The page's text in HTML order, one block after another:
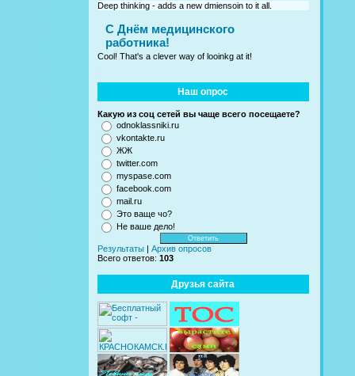
Deep thinking - adds a new dmiensoin to it all.
C Днём медицинского
работника!
Cool! That's a clever way of looinkg at it!
Наш опрос
Какую из соц сетей вы чаще всего посещаете?
odnoklassniki.ru
vkontakte.ru
ЖЖ
twitter.com
myspase.com
facebook.com
mail.ru
Это ваще чо?
Не ваше дело!
Результаты
Архив опросов
Всего ответов: 103
Друзья сайта